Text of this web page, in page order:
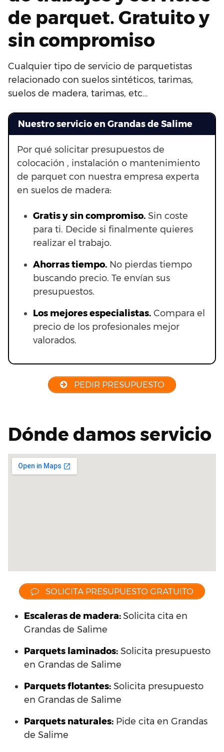
de parquet. Gratuito y
sin compromiso
Cualquier tipo de servicio de parquetistas
relacionado con suelos sintéticos, tarimas,
suelos de madera, tarimas, etc…
Nuestro servicio en Grandas de Salime
Por qué solicitar presupuestos de
colocación , instalación o mantenimiento
de parquet con nuestra empresa experta
en suelos de madera:
Gratis y sin compromiso. Sin coste
para ti. Decide si finalmente quieres
realizar el trabajo.
Ahorras tiempo. No pierdas tiempo
buscando precio. Te envían sus
presupuestos.
Los mejores especialistas. Compara el
precio de los profesionales mejor
valorados.
PEDIR PRESUPUESTO
Dónde damos servicio
SOLICITA PRESUPUESTO GRATUITO
Escaleras de madera:Solicita cita en
Grandas de Salime
Parquets laminados: Solicita presupuesto
en Grandas de Salime
Parquets flotantes: Solicita presupuesto
en Grandas de Salime
Parquets naturales: Pide cita en Grandas
de Salime